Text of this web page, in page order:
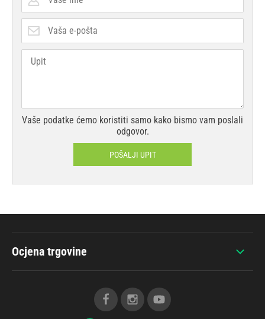
Vaše podatke ćemo koristiti samo kako bismo vam poslali
odgovor.
POŠALJI UPIT
Ocjena trgovine